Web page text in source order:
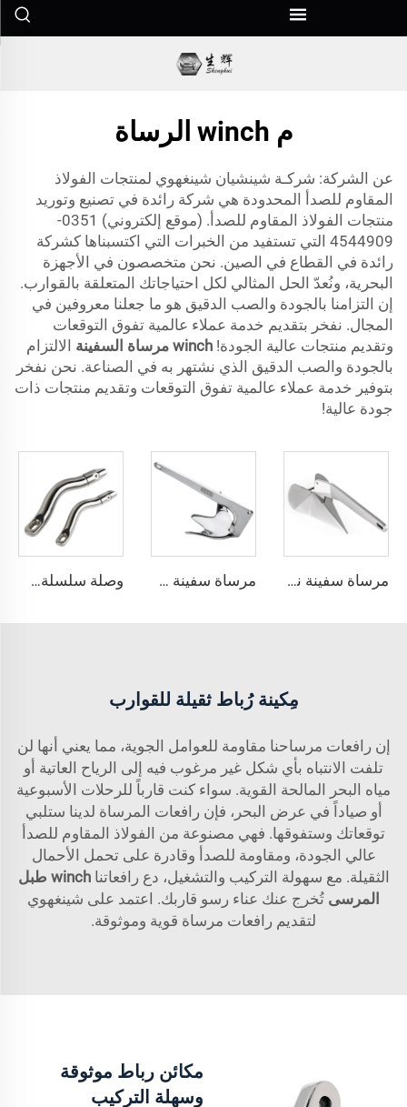
م winch الرساة
عن الشركة: شركـة شينشيان شينغهوي لمنتجات الفولاذ
المقاوم للصدأ المحدودة هي شركة رائدة في تصنيع وتوريد
منتجات الفولاذ المقاوم للصدأ. (موقع إلكتروني) 0351-
4544909 التي تستفيد من الخبرات التي اكتسبناها كشركة
رائدة في القطاع في الصين. نحن متخصصون في الأجهزة
البحرية، ونُعدّ الحل المثالي لكل احتياجاتك المتعلقة بالقوارب.
إن التزامنا بالجودة والصب الدقيق هو ما جعلنا معروفين في
المجال. نفخر بتقديم خدمة عملاء عالمية تفوق التوقعات
وتقديم منتجات عالية الجودة! winch مرساة السفينة
الالتزام
بالجودة والصب الدقيق الذي نشتهر به في الصناعة. نحن نفخر
بتوفير خدمة عملاء عالمية تفوق التوقعات وتقديم منتجات ذات
جودة عالية!
مرساة سفينة نمط Delta رسو من الفولاذ المقاوم للصدأ من الدرجة البحرية 316 مرساة سفينة من الفولاذ المقاوم للصدأ من الدرجة البحرية 316 بنمط كlaw بروس وصلة سلسلة描瞄 طويلة من الفولاذ المقاوم للصدأ 316 لقوارب
مِكينة رُباط ثقيلة للقوارب
إن رافعات مرساحنا مقاومة للعوامل الجوية، مما يعني أنها لن
تلفت الانتباه بأي شكل غير مرغوب فيه إلى الرياح العاتية أو
مياه البحر المالحة القوية. سواء كنت قارباً للرحلات الأسبوعية
أو صياداً في عرض البحر، فإن رافعات المرساة لدينا ستلبي
توقعاتك وستفوقها. فهي مصنوعة من الفولاذ المقاوم للصدأ
عالي الجودة، ومقاومة للصدأ وقادرة على تحمل الأحمال
الثقيلة. مع سهولة التركيب والتشغيل، دع رافعاتنا
winch طبل
المرسى تُخرج عنك عناء رسو قاربك. اعتمد على شينغهوي
لتقديم رافعات مرساة قوية وموثوقة.
مكائن رباط موثوقة
وسهلة التركيب